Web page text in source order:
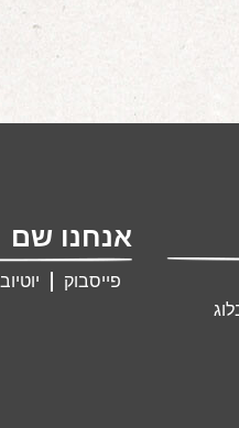
אנחנו שם
פייסבוק יוטיוב